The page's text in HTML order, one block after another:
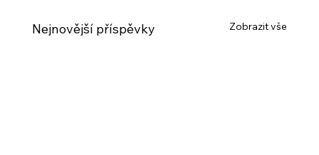
Nejnovější příspěvky Zobrazit vše